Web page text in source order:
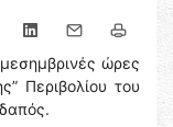
ώρες
Περιβολίου του